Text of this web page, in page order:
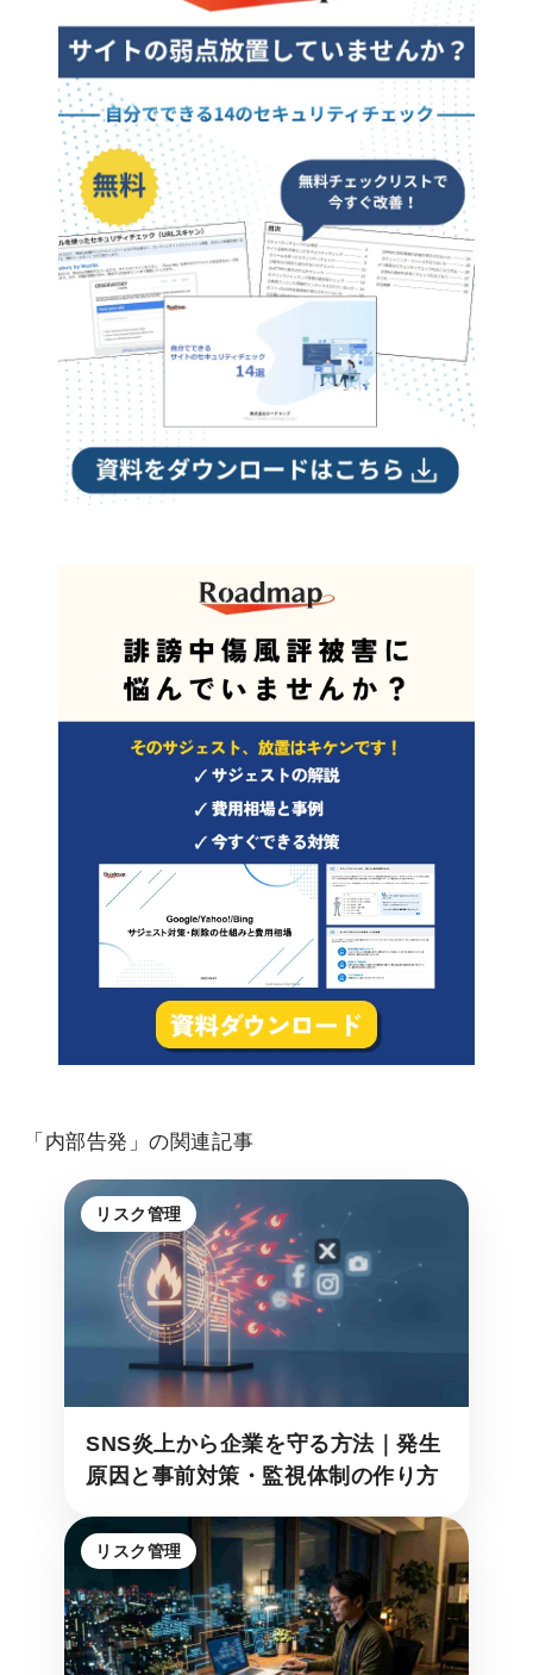
「内部告発」の関連記事
リスク管理
SNS炎上から企業を守る方法｜発生
原因と事前対策・監視体制の作り方
リスク管理